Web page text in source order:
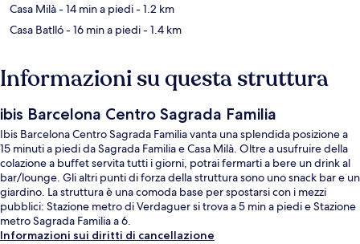
Casa Milà- 14 min a piedi- 1.2 km
Casa Batlló- 16 min a piedi- 1.4 km
Informazioni su questa struttura
ibis Barcelona Centro Sagrada Familia
Ibis Barcelona Centro Sagrada Familia vanta una splendida posizione a
15 minuti a piedi da Sagrada Familia e Casa Milà. Oltre a usufruire della
colazione a buffet servita tutti i giorni, potrai fermarti a bere un drink al
bar/lounge. Gli altri punti di forza della struttura sono uno snack bar e un
giardino. La struttura è una comoda base per spostarsi con i mezzi
pubblici: Stazione metro di Verdaguer si trova a 5 min a piedi e Stazione
metro Sagrada Familia a 6.
Informazioni sui diritti di cancellazione